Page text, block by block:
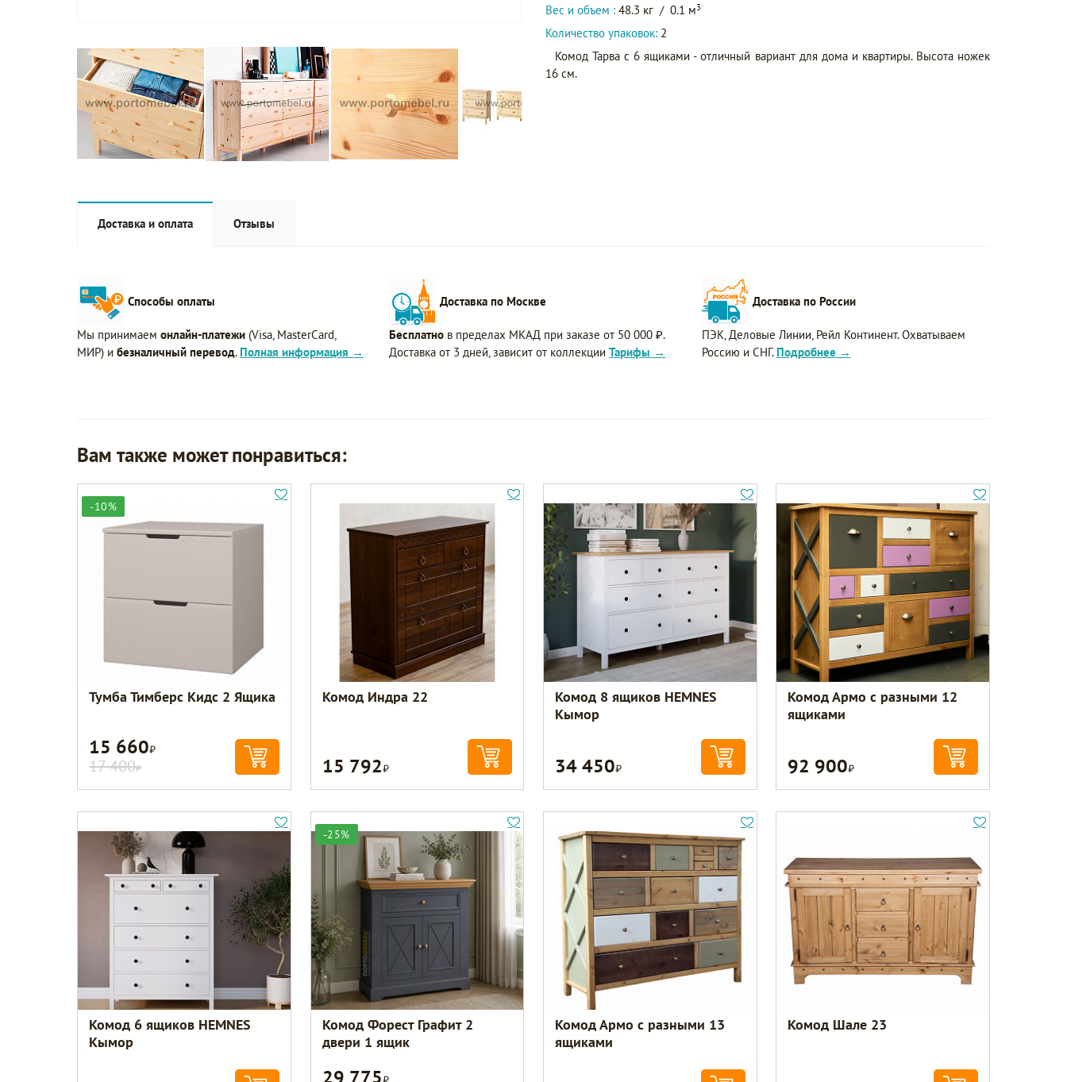
Вес и объем : 48.3 кг / 0.1 м3
Количество упаковок: 2
Комод Тарва с 6 ящиками - отличный вариант для дома и квартиры. Высота ножек
16 см.
Доставка и оплата Отзывы
Способы оплаты
Мы принимаем онлайн-платежи (Visa, MasterCard,
МИР) и безналичный перевод. Полная информация →
Доставка по Москве
Бесплатно в пределах МКАД при заказе от 50 000 ₽.
Доставка от 3 дней, зависит от коллекцииТарифы →
Доставка по России
ПЭК, Деловые Линии, Рейл Континент. Охватываем
Россию и СНГ. Подробнее →
Вам также может понравиться:
-10%
Тумба Тимберс Кидс 2 Ящика
15 660Р
17 400Р
Комод Индра 22
15 792Р
Комод 8 ящиков HEMNES
Кымор
34 450Р
Комод Армо с разными 12
ящиками
92 900Р
Комод 6 ящиков HEMNES
Кымор
-25%
Комод Форест Графит 2
двери 1 ящик
29 775Р
Комод Армо с разными 13
ящиками
Комод Шале 23